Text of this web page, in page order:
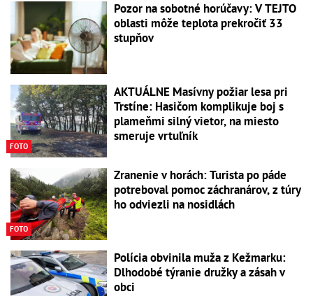
Pozor na sobotné horúčavy: V TEJTO
oblasti môže teplota prekročiť 33
stupňov
FOTO
AKTUÁLNE Masívny požiar lesa pri
Trstíne: Hasičom komplikuje boj s
plameňmi silný vietor, na miesto
smeruje vrtuľník
FOTO
Zranenie v horách: Turista po páde
potreboval pomoc záchranárov, z túry
ho odviezli na nosidlách
Polícia obvinila muža z Kežmarku:
Dlhodobé týranie družky a zásah v
obci